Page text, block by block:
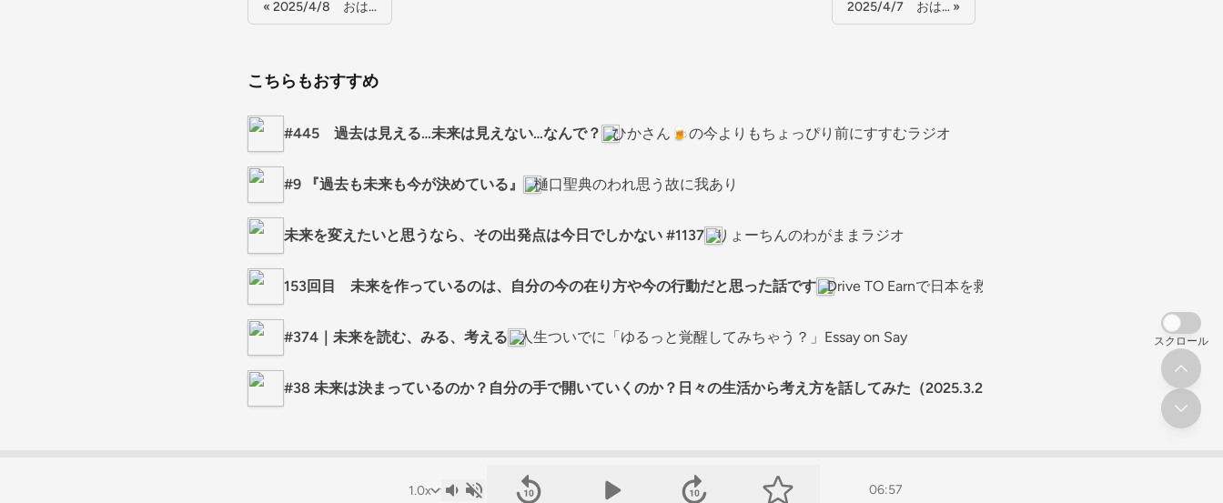
06:57
« 2025/4/8 おは… 2025/4/7 おは… »
こちらもおすすめ
#445 過去は見える…未来は見えない…なんで？ ひかさん🍺の今よりもちょっぴり前にすすむラジオ
#9 『過去も未来も今が決めている』 樋口聖典のわれ思う故に我あり
未来を変えたいと思うなら、その出発点は今日でしかない #1137 りょーちんのわがままラジオ
153回目 未来を作っているのは、自分の今の在り方や今の行動だと思った話です Drive TO Earnで日本を救う
#374｜未来を読む、みる、考える 人生ついでに「ゆるっと覚醒してみちゃう？」Essay on Say
#38 未来は決まっているのか？自分の手で開いていくのか？日々の生活から考え方を話してみた（2025.3.26収録） 空き地、トリップ、毎日
スクロール